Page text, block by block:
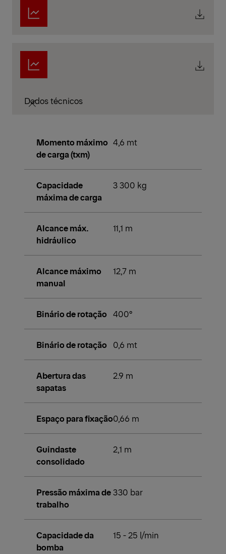
Dados técnicos
Momento máximo
de carga (txm)
4,6 mt
Capacidade
máxima de carga
3 300 kg
Alcance máx.
hidráulico
11,1 m
Alcance máximo
manual
12,7 m
Binário de rotação 400°
Binário de rotação 0,6 mt
Abertura das
sapatas
2.9 m
Espaço para fixação0,66 m
Guindaste
consolidado
2,1 m
Pressão máxima de
trabalho
330 bar
Capacidade da
bomba
15 - 25 l/min